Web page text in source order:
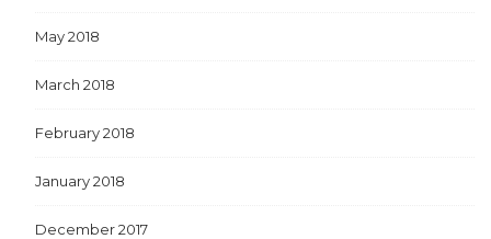
May 2018
March 2018
February 2018
January 2018
December 2017